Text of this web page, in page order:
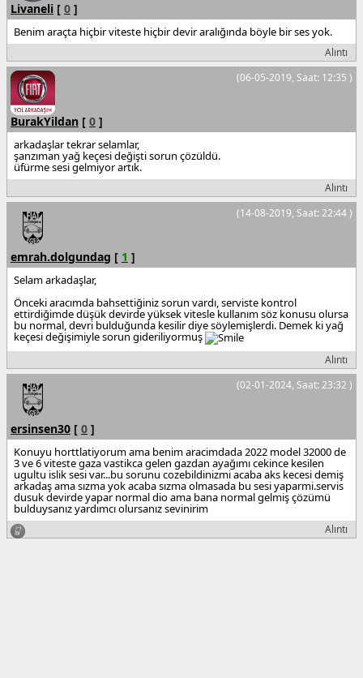
Livaneli [ 0 ]
Benim araçta hiçbir viteste hiçbir devir aralığında böyle bir ses yok.
Alıntı
(06-05-2019, Saat: 12:35 )
BurakYildan [ 0 ]
arkadaşlar tekrar selamlar,
şanzıman yağ keçesi değişti sorun çözüldü.
üfürme sesi gelmiyor artık.
Alıntı
(14-08-2019, Saat: 22:44 )
emrah.dolgundag [ 1 ]
Selam arkadaşlar,
Önceki aracımda bahsettiğiniz sorun vardı, serviste kontrol
ettirdiğimde düşük devirde yüksek vitesle kullanım söz konusu olursa
bu normal, devri bulduğunda kesilir diye söylemişlerdi. Demek ki yağ
keçesi değişimiyle sorun gideriliyormuş
Alıntı
(02-01-2024, Saat: 23:32 )
ersinsen30 [ 0 ]
Konuyu horttlatiyorum ama benim aracimdada 2022 model 32000 de
3 ve 6 viteste gaza vastikca gelen gazdan ayağımı cekince kesilen
ugultu islik sesi var...bu sorunu cozebildinizmi acaba aks kecesi demiş
arkadaş ama sızma yok acaba sızma olmasada bu sesi yaparmi.servis
dusuk devirde yapar normal dio ama bana normal gelmiş çözümü
bulduysanız yardımcı olursanız sevinirim
Alıntı